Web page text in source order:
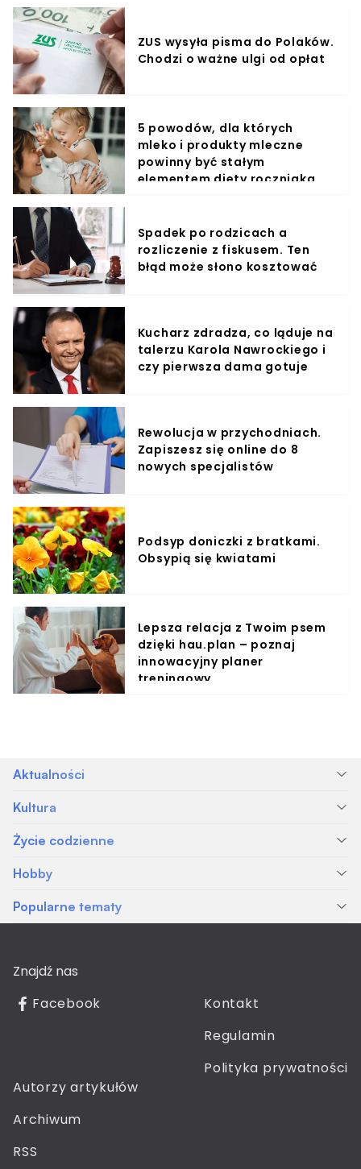
ZUS wysyła pisma do Polaków.
Chodzi o ważne ulgi od opłat
5 powodów, dla których
mleko i produkty mleczne
powinny być stałym
elementem diety roczniaka
Spadek po rodzicach a
rozliczenie z fiskusem. Ten
błąd może słono kosztować
Kucharz zdradza, co ląduje na
talerzu Karola Nawrockiego i
czy pierwsza dama gotuje
Rewolucja w przychodniach.
Zapiszesz się online do 8
nowych specjalistów
Podsyp doniczki z bratkami.
Obsypią się kwiatami
Lepsza relacja z Twoim psem
dzięki hau.plan – poznaj
innowacyjny planer
treningowy
Aktualności
Kultura
Życie codzienne
Hobby
Popularne tematy
Znajdź nas
Facebook
Kontakt
Regulamin
Polityka prywatności
Autorzy artykułów
Archiwum
RSS